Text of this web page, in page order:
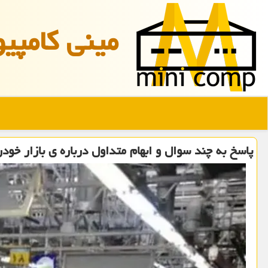
مینی
پاسخ به چند سوال و ابهام متداول درباره ی بازار